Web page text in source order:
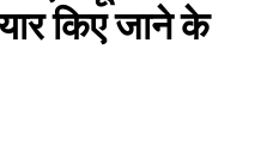
किए जाने के